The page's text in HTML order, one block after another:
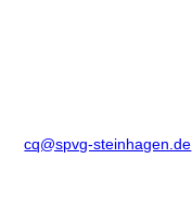
cq@spvg-steinhagen.de